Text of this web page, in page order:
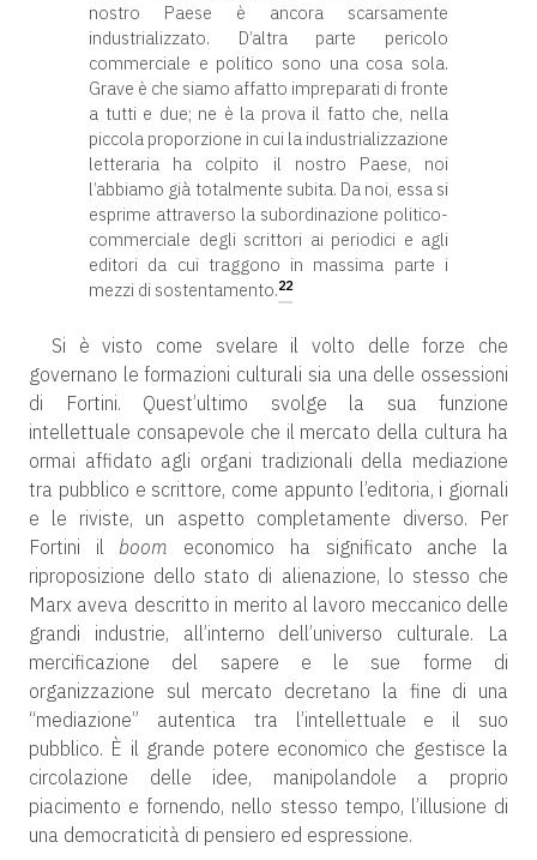
nostro Paese è ancora scarsamente
industrializzato. D’altra parte pericolo
commerciale e politico sono una cosa sola.
Grave è che siamo affatto impreparati di fronte
a tutti e due; ne è la prova il fatto che, nella
piccola proporzione in cui la industrializzazione
letteraria ha colpito il nostro Paese, noi
l’abbiamo già totalmente subita. Da noi, essa si
esprime attraverso la subordinazione politico-
commerciale degli scrittori ai periodici e agli
editori da cui traggono in massima parte i
mezzi di sostentamento.22
Si è visto come svelare il volto delle forze che
governano le formazioni culturali sia una delle ossessioni
di Fortini. Quest’ultimo svolge la sua funzione
intellettuale consapevole che il mercato della cultura ha
ormai affidato agli organi tradizionali della mediazione
tra pubblico e scrittore, come appunto l’editoria, i giornali
e le riviste, un aspetto completamente diverso. Per
Fortini ilboom economico ha significato anche la
riproposizione dello stato di alienazione, lo stesso che
Marx aveva descritto in merito al lavoro meccanico delle
grandi industrie, all’interno dell’universo culturale. La
mercificazione del sapere e le sue forme di
organizzazione sul mercato decretano la fine di una
“mediazione” autentica tra l’intellettuale e il suo
pubblico. È il grande potere economico che gestisce la
circolazione delle idee, manipolandole a proprio
piacimento e fornendo, nello stesso tempo, l’illusione di
una democraticità di pensiero ed espressione.